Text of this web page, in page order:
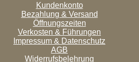
Kundenkonto
Bezahlung & Versand
Öffnungszeiten
Verkosten & Führungen
Impressum & Datenschutz
AGB
Widerrufsbelehrung